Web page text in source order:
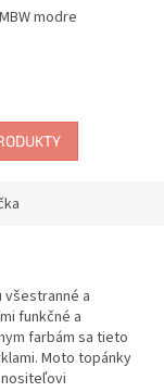
modre
a
funkčné a
farbám sa tieto
Moto topánky